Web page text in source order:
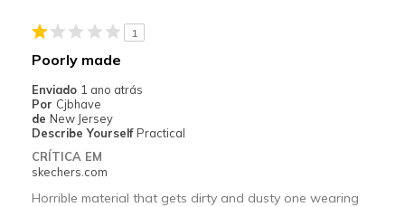
Melhores utilizações
Casual Wear
Going Out
Special Occasions
1
Poorly made
Enviado 1 ano atrás
Por Cjbhave
de New Jersey
Describe Yourself Practical
CRÍTICA EM
skechers.com
Horrible material that gets dirty and dusty one wearing